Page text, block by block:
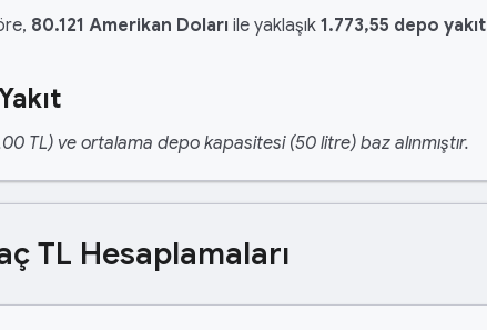
80.121 Amerikan Doları ile yaklaşık 1.773,55 depo yakıt
TL) ve ortalama depo kapasitesi (50 litre) baz alınmıştır.
TL Hesaplamaları